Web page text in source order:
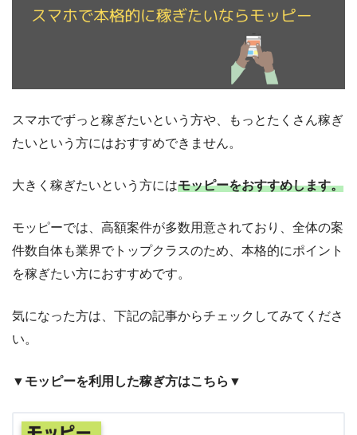
スマホでずっと稼ぎたいという方や、もっとたくさん稼ぎ
たいという方にはおすすめできません。
大きく稼ぎたいという方にはモッピーをおすすめします。
モッピーでは、高額案件が多数用意されており、全体の案
件数自体も業界でトップクラスのため、本格的にポイント
を稼ぎたい方におすすめです。
気になった方は、下記の記事からチェックしてみてくださ
い。
▼ モッピーを利用した稼ぎ方はこちら ▼